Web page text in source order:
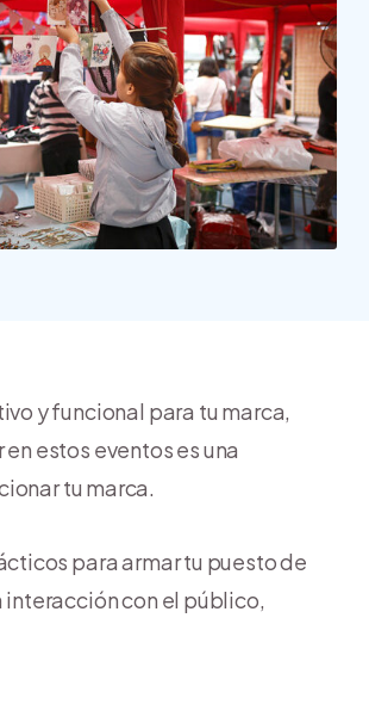
en
20 tiendas online
argentinas creadas con
Tiendanube
y funcional para tu marca,
estos eventos es una
tu marca.
para armar tu puesto de
con el público,